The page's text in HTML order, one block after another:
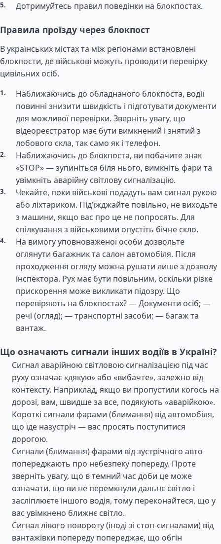
Дотримуйтесь правил поведінки на блокпостах.
Правила проїзду через блокпост
В українських містах та між регіонами встановлені
блокпости, де військові можуть проводити перевірку
цивільних осіб.
Наближаючись до обладнаного блокпоста, водії
повинні знизити швидкість і підготувати документи
для можливої перевірки. Зверніть увагу, що
відеореєстратор має бути вимкнений і знятий з
лобового скла, так само як і телефон.
Наближаючись до блокпоста, ви побачите знак
«STOP» — зупиніться біля нього, вимкніть фари та
увімкніть аварійну світлову сигналізацію.
Чекайте, поки військові подадуть вам сигнал рукою
або ліхтариком. Під’їжджайте повільно, не виходьте
з машини, якщо вас про це не попросять. Для
спілкування з військовими опустіть бічне скло.
На вимогу уповноваженої особи дозвольте
оглянути багажник та салон автомобіля. Після
проходження огляду можна рушати лише з дозволу
інспектора. Рух має бути повільним, оскільки різке
прискорення може викликати підозру. Що
перевіряють на блокпостах? — Документи осіб; —
речі (огляд); — транспортні засоби; — багаж та
вантаж.
Що означають сигнали інших водіїв в Україні?
Сигнал аварійною світловою сигналізацією під час
руху означає «дякую» або «вибачте», залежно від
контексту. Наприклад, якщо ви пропустили когось на
дорозі, вам, швидше за все, подякують «аварійкою».
Короткі сигнали фарами (блимання) від автомобіля,
що їде назустріч — вас просять поступитися
дорогою.
Сигнали (блимання) фарами від зустрічного авто
попереджають про небезпеку попереду. Проте
зверніть увагу, що в темний час доби це може
означати, що ви не перемкнули дальнє світло і
засліплюєте іншого водія, тому переконайтеся, що у
вас увімкнено ближнє світло.
Сигнал лівого повороту (іноді зі стоп-сигналами) від
вантажівки попереду попереджає, що обгін